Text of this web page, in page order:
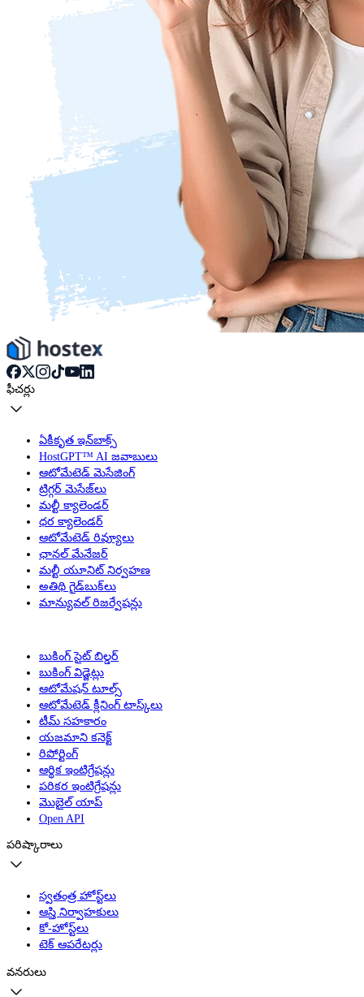
ఫీచర్లు
ఏకీకృత ఇన్‌బాక్స్
HostGPT™ AI జవాబులు
ఆటోమేటెడ్ మెసేజింగ్
ట్రిగ్గర్ మెసేజ్‌లు
మల్టీ క్యాలెండర్
ధర క్యాలెండర్
ఆటోమేటెడ్ రివ్యూలు
ఛానల్ మేనేజర్
మల్టీ యూనిట్ నిర్వహణ
అతిథి గైడ్‌బుక్‌లు
మాన్యువల్ రిజర్వేషన్లు
బుకింగ్ సైట్ బిల్డర్
బుకింగ్ విడ్జెట్లు
ఆటోమేషన్ టూల్స్
ఆటోమేటెడ్ క్లీనింగ్ టాస్క్‌లు
టీమ్ సహకారం
యజమాని కనెక్ట్
రిపోర్టింగ్
ఆర్థిక ఇంటిగ్రేషన్లు
పరికర ఇంటిగ్రేషన్లు
మొబైల్ యాప్
Open API
పరిష్కారాలు
స్వతంత్ర హోస్ట్‌లు
ఆస్తి నిర్వాహకులు
కో-హోస్ట్‌లు
టెక్ ఆపరేటర్లు
వనరులు